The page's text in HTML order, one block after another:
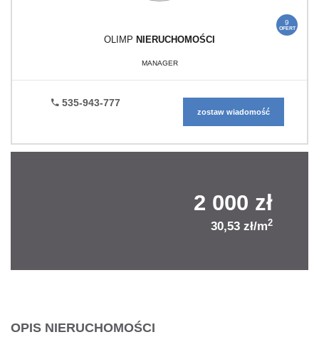
9
OFERT
OLIMP NIERUCHOMOŚCI
MANAGER
535-943-777
zostaw wiadomość
2 000 zł
30,53 zł/m2
OPIS NIERUCHOMOŚCI